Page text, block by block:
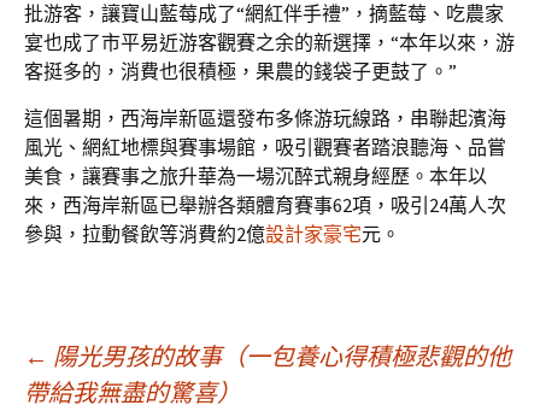
批游客，讓寶山藍莓成了“網紅伴手禮”，摘藍莓、吃農家
宴也成了市平易近游客觀賽之余的新選擇，“本年以來，游
客挺多的，消費也很積極，果農的錢袋子更鼓了。”
這個暑期，西海岸新區還發布多條游玩線路，串聯起濱海
風光、網紅地標與賽事場館，吸引觀賽者踏浪聽海、品嘗
美食，讓賽事之旅升華為一場沉醉式親身經歷。本年以
來，西海岸新區已舉辦各類體育賽事62項，吸引24萬人次
參與，拉動餐飲等消費約2億設計家豪宅元。
文
← 陽光男孩的故事（一包養心得積極悲觀的他
帶給我無盡的驚喜）